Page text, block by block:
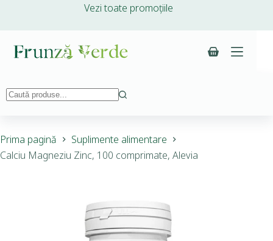
Vezi toate promoțiile
Prima pagină
Suplimente alimentare
Calciu Magneziu Zinc, 100 comprimate, Alevia